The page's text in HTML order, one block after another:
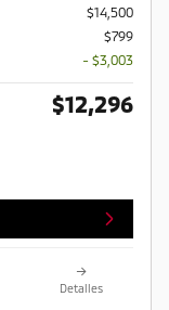
$14,500
$799
- $3,003
$12,296
Detalles